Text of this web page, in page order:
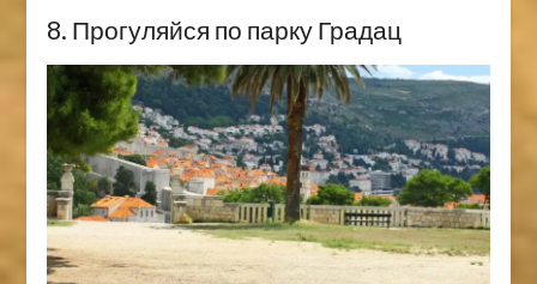
8. Прогуляйся по парку Градац